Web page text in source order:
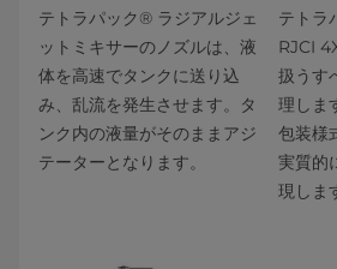
テトラパック® ラジアルジェ
ットミキサーのノズルは、液
体を高速でタンクに送り込
み、乱流を発生させます。タ
ンク内の液量がそのままアジ
テーターとなります。
テトラ
RJCI
扱うす
理しま
包装様
実質的
現しま